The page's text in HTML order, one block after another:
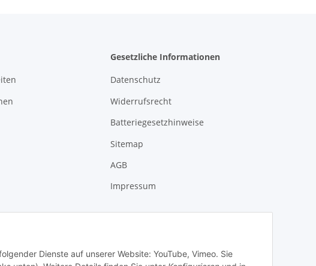
Dienste auf unserer Website: YouTube, Vimeo. Sie
Gesetzliche Informationen
Datenschutz
Widerrufsrecht
Batteriegesetzhinweise
Sitemap
AGB
Impressum